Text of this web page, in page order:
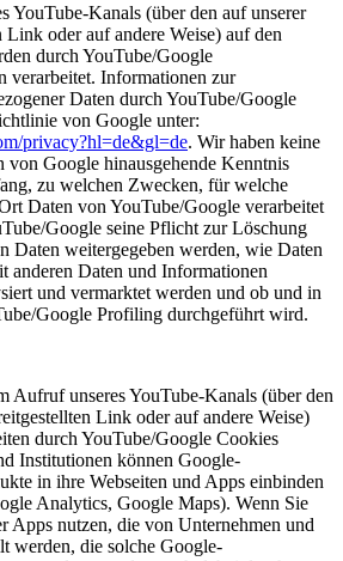
YouTube-Kanals (über den auf unserer
Link oder auf andere Weise) auf den
durch YouTube/Google
verarbeitet. Informationen zur
Daten durch YouTube/Google
von Google unter:
privacy?hl=de&gl=de. Wir haben keine
von Google hinausgehende Kenntnis
zu welchen Zwecken, für welche
Daten von YouTube/Google verarbeitet
Google seine Pflicht zur Löschung
Daten weitergegeben werden, wie Daten
anderen Daten und Informationen
und vermarktet werden und ob und in
Google Profiling durchgeführt wird.
Aufruf unseres YouTube-Kanals (über den
Link oder auf andere Weise)
durch YouTube/Google Cookies
Institutionen können Google-
in ihre Webseiten und Apps einbinden
Analytics, Google Maps). Wenn Sie
Apps nutzen, die von Unternehmen und
werden, die solche Google-